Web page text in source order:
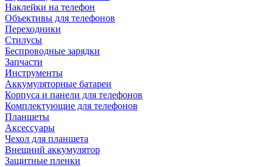
Наклейки на телефон
Объективы для телефонов
Переходники
Стилусы
Беспроводные зарядки
Запчасти
Инструменты
Аккумуляторные батареи
Корпуса и панели для телефонов
Комплектующие для телефонов
Планшеты
Аксессуары
Чехол для планшета
Внешний аккумулятор
Защитные пленки